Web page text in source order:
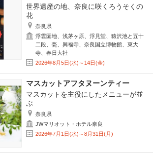
世界遺産の地、奈良に咲くろうそくの
花
奈良県
浮雲園地、浅茅ヶ原、浮見堂、猿沢池と五十
二段、甍、興福寺、奈良国立博物館、東大
寺、春日大社
2026年8月5日(水)～14日(金)
マスカットアフタヌーンティー
マスカットを主役にしたメニューが並
ぶ
奈良県
JWマリオット・ホテル奈良
2026年7月1日(水)～8月31日(月)